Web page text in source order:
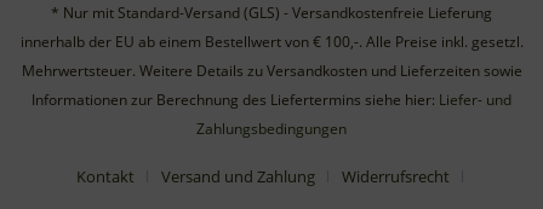
* Nur mit Standard-Versand (GLS) - Versandkostenfreie Lieferung
innerhalb der EU ab einem Bestellwert von € 100,-. Alle Preise inkl. gesetzl.
Mehrwertsteuer. Weitere Details zu Versandkosten und Lieferzeiten sowie
Informationen zur Berechnung des Liefertermins siehe hier: Liefer- und
Zahlungsbedingungen
Kontakt Versand und Zahlung
Widerrufsrecht